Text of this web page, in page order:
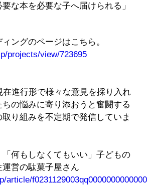
要な本を必要な子へ届けられる」
ングのページはこちら。
projects/view/723695
在進行形で様々な意見を採り入れ
の悩みに寄り添おうと奮闘する
取り組みを不定期で発信していま
「何もしなくてもいい」子どもの
営の駄菓子屋さん
article/